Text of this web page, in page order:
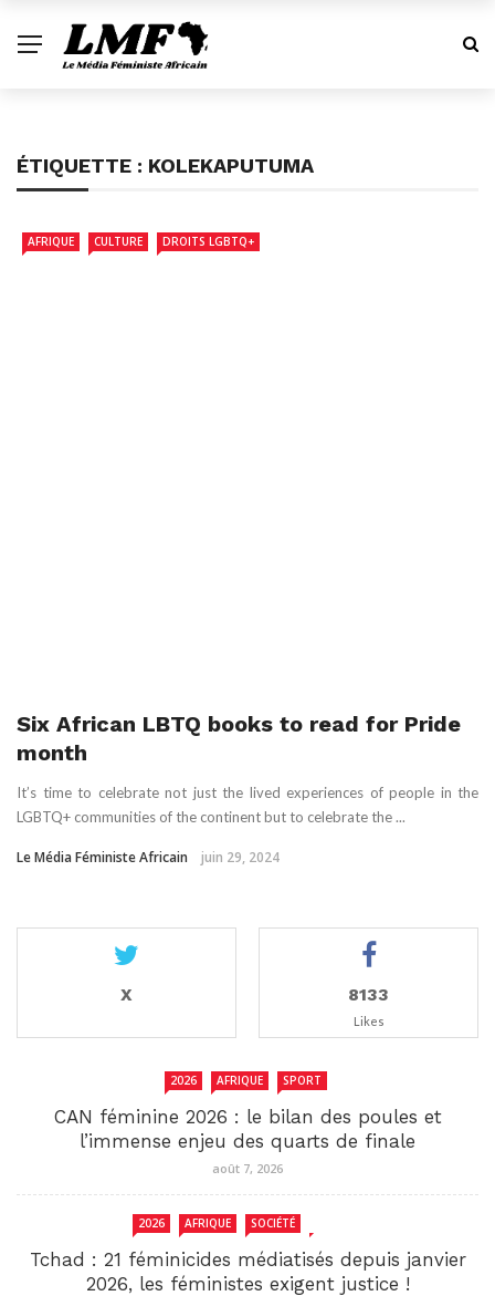
ÉTIQUETTE : KOLEKAPUTUMA
AFRIQUE CULTURE DROITS LGBTQ+
Six African LBTQ books to read for Pride
month
It’s time to celebrate not just the lived experiences of people in the
LGBTQ+ communities of the continent but to celebrate the ...
Le Média Féministe Africain juin 29, 2024
X 8133
Likes
2026 AFRIQUE SPORT
CAN féminine 2026 : le bilan des poules et
l’immense enjeu des quarts de finale
août 7, 2026
2026 AFRIQUE SOCIÉTÉ
Tchad : 21 féminicides médiatisés depuis janvier
2026, les féministes exigent justice !